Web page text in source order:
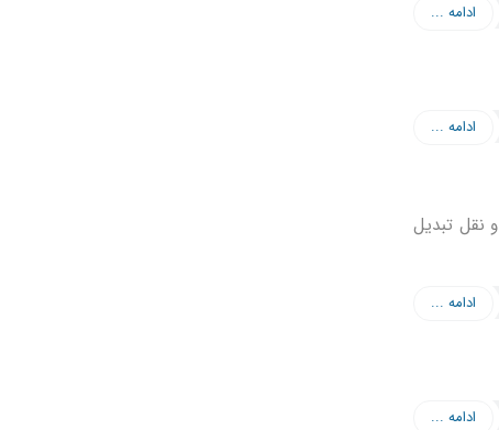
ادامه ...
ادامه ...
نقل تبدیل
ادامه ...
ادامه ...